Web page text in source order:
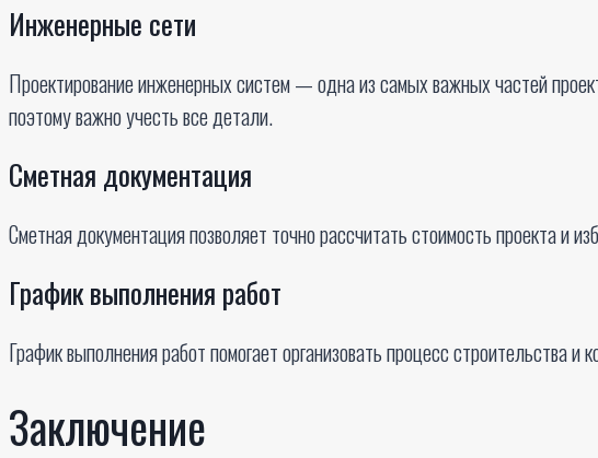
Инженерные сети
Проектирование инженерных систем — одна из самых важных частей
поэтому важно учесть все детали.
Сметная документация
Сметная документация позволяет точно рассчитать стоимость проекта и
График выполнения работ
График выполнения работ помогает организовать процесс
Заключение